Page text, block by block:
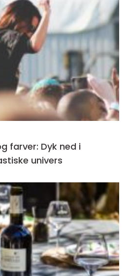
farver: Dyk ned i
univers